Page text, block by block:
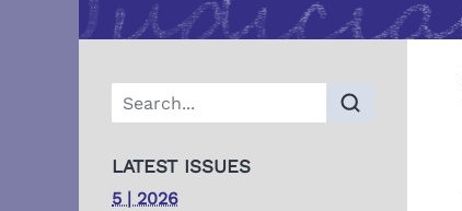
LATEST ISSUES
5 | 2026